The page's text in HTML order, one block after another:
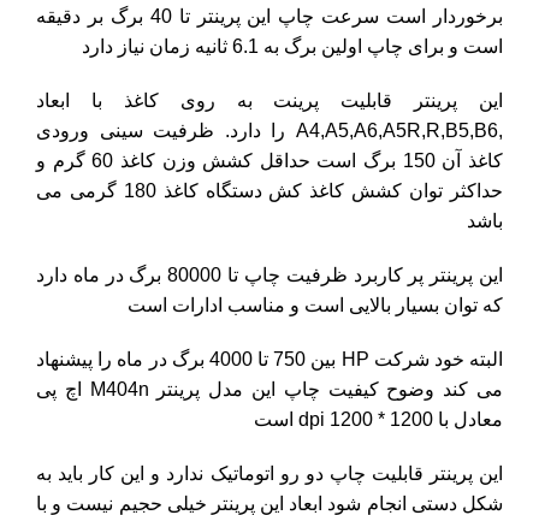
برخوردار است سرعت چاپ این پرینتر تا 40 برگ بر دقیقه
است و برای چاپ اولین برگ به 6.1 ثانیه زمان نیاز دارد
این پرینتر قابلیت پرینت به روی کاغذ با ابعاد
,A4,A5,A6,A5R,R,B5,B6 را دارد. ظرفیت سینی ورودی
کاغذ آن 150 برگ است حداقل کشش وزن کاغذ 60 گرم و
حداکثر توان کشش کاغذ کش دستگاه کاغذ 180 گرمی می
باشد
این پرینتر پر کاربرد ظرفیت چاپ تا 80000 برگ در ماه دارد
که توان بسیار بالایی است و مناسب ادارات است
البته خود شرکت HP
بین 750 تا 4000 برگ در ماه را پیشنهاد
می کند وضوح کیفیت چاپ این مدل پرینتر M404n اچ پی
معادل با 1200 * 1200 dpi است
این پرینتر قابلیت چاپ دو رو اتوماتیک ندارد و این کار باید به
شکل دستی انجام شود ابعاد این پرینتر خیلی حجیم نیست و با